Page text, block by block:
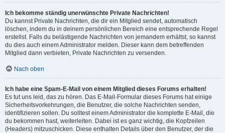
Ich bekomme ständig unerwünschte Private Nachrichten!
Du kannst Private Nachrichten, die dir ein Mitglied sendet, automatisch
löschen, indem du in deinem persönlichen Bereich eine entsprechende Regel
erstellst. Falls du belästigende Nachrichten von jemandem erhältst, so kannst
du dies auch einem Administrator melden. Dieser kann dem betreffenden
Mitglied dann verbieten, Private Nachrichten zu versenden.
Nach oben
Ich habe eine Spam-E-Mail von einem Mitglied dieses Forums erhalten!
Es tut uns leid, das zu hören. Das E-Mail-Formular dieses Forums hat einige
Sicherheitsvorkehrungen, die Benutzer, die solche Nachrichten senden,
identifizieren sollen. Du solltest einem Administrator die komplette E-Mail, die
du bekommen hast, weiterleiten. Dabei ist es ganz wichtig, die Kopfzeilen
(Headers) mitzuschicken. Diese enthalten Details über den Benutzer, der die